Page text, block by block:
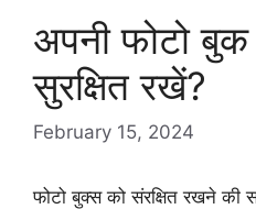
अपनी फोटो
सुरक्षित रखें?
February 15, 2024
फोटो बुक्स को संरक्षित रखने की